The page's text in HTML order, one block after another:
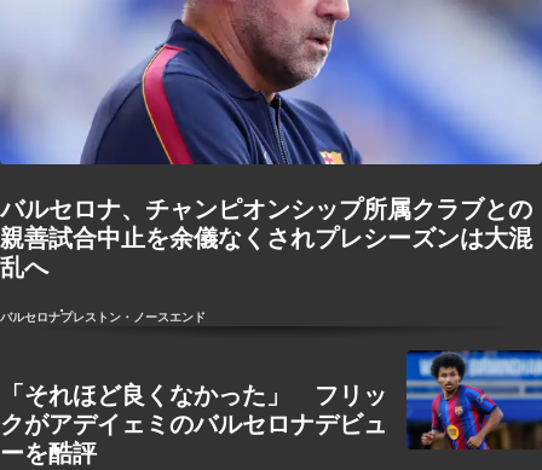
バルセロナ、チャンピオンシップ所属クラブとの
親善試合中止を余儀なくされプレシーズンは大混
乱へ
バルセロナプレストン・ノースエンド
「それほど良くなかった」 フリッ
クがアデイェミのバルセロナデビュ
ーを酷評